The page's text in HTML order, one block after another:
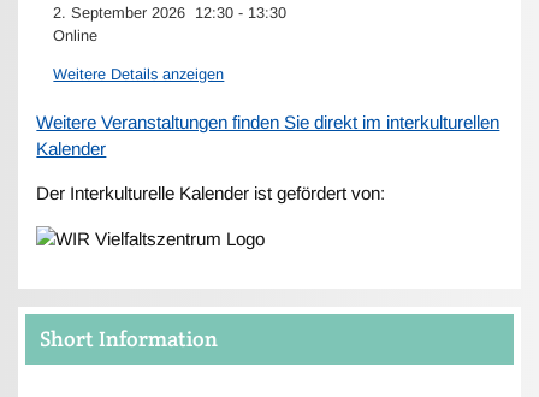
2. September 2026 12:30 - 13:30
Online
Weitere Details anzeigen
Weitere Veranstaltungen finden Sie direkt im interkulturellen
Kalender
Der Interkulturelle Kalender ist gefördert von:
Short Information